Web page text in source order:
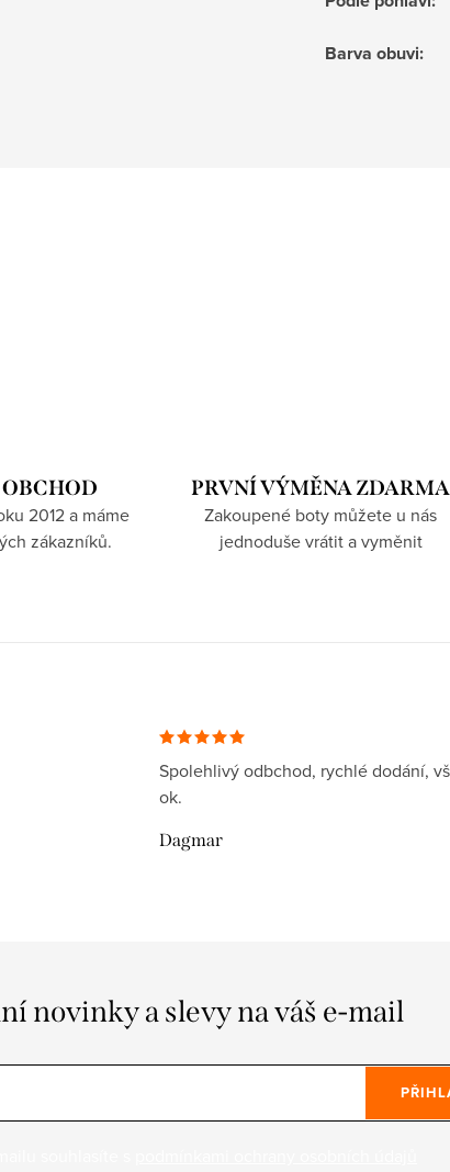
Barva obuvi:
2012 a máme
zákazníků.
PRVNÍ VÝMĚNA ZDARMA
Zakoupené boty můžete u nás
jednoduše vrátit a vyměnit
Spolehlivý odbchod, rychlé dodání,
ok.
Dagmar
novinky a slevy na váš e-mail